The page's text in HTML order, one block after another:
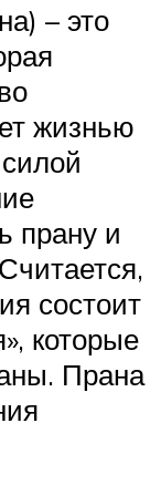
– это
жизнью
прану и
состоит
которые
Прана